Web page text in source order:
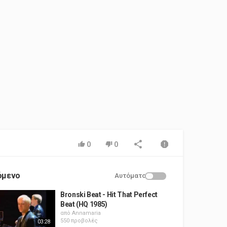
0 0
Αυτόματο
03:28
Bronski Beat - Hit That Perfect
Beat (HQ 1985)
από Annamaria
550 προβολές